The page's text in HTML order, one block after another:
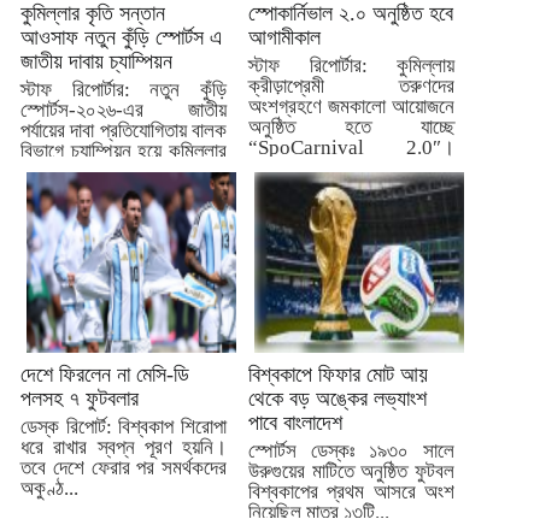
কুমিল্লার কৃতি সন্তান
আওসাফ নতুন কুঁড়ি স্পোর্টস এ
জাতীয় দাবায় চ্যাম্পিয়ন
স্টাফ রিপোর্টার: নতুন কুঁড়ি
স্পোর্টস-২০২৬-এর জাতীয়
পর্যায়ের দাবা প্রতিযোগিতায় বালক
বিভাগে চ্যাম্পিয়ন হয়ে কুমিল্লার
জন্য...
স্পোকার্নিভাল ২.০ অনুষ্ঠিত হবে
আগামীকাল
স্টাফ রিপোর্টার: কুমিল্লায়
ক্রীড়াপ্রেমী তরুণদের
অংশগ্রহণে জমকালো আয়োজনে
অনুষ্ঠিত হতে যাচ্ছে
“SpoCarnival 2.0″।
আগামীকাল মঙ্গলবার...
দেশে ফিরলেন না মেসি-ডি
পলসহ ৭ ফুটবলার
ডেস্ক রিপোর্ট: বিশ্বকাপ শিরোপা
ধরে রাখার স্বপ্ন পূরণ হয়নি।
তবে দেশে ফেরার পর সমর্থকদের
অকুণ্ঠ...
বিশ্বকাপে ফিফার মোট আয়
থেকে বড় অঙ্কের লভ্যাংশ
পাবে বাংলাদেশ
স্পোর্টস ডেস্কঃ ১৯৩০ সালে
উরুগুয়ের মাটিতে অনুষ্ঠিত ফুটবল
বিশ্বকাপের প্রথম আসরে অংশ
নিয়েছিল মাত্র ১৩টি...